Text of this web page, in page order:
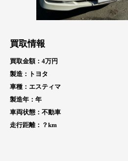
買取情報
買取金額：4万円
製造：トヨタ
車種：エスティマ
製造年： 年
車両状態：不動車
走行距離：？ km